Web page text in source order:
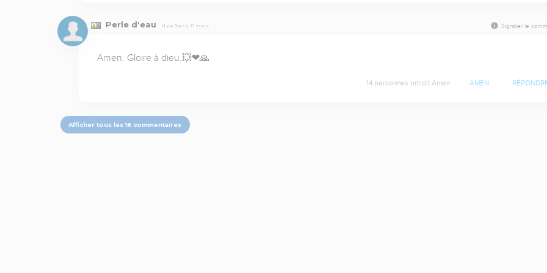
Perle d'eau Il y a 3 ans, 11 mois Signaler le
Amen. Gloire à dieu.💥❤🙏
14 personnes ont dit Amen AMEN
Afficher tous les 16 commentaires